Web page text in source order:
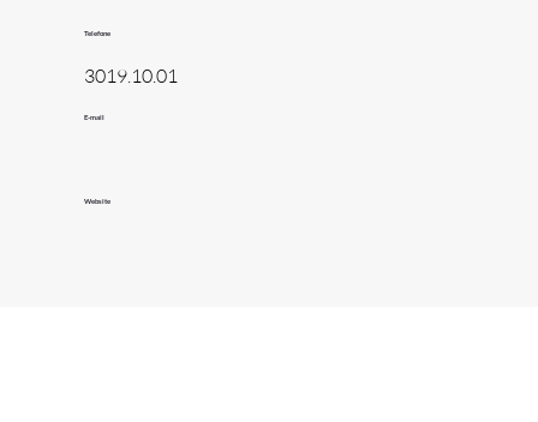
Telefone
3019.10.01
E-mail
Website